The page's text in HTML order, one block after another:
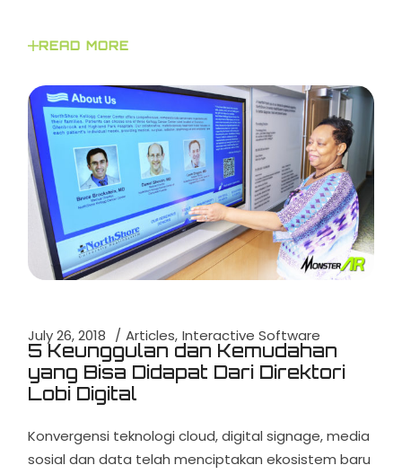
READ MORE
July 26, 2018 Articles Interactive Software
5 Keunggulan dan Kemudahan
yang Bisa Didapat Dari Direktori
Lobi Digital
Konvergensi teknologi cloud, digital signage, media
sosial dan data telah menciptakan ekosistem baru